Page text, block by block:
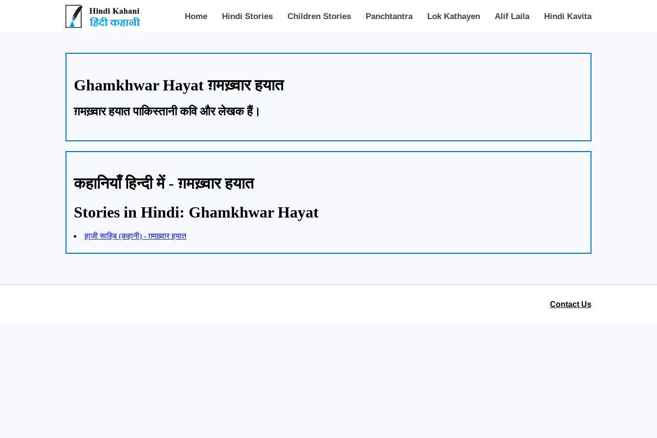
Hindi Kahani - हिंदी कहानी
Home Hindi Stories Children Stories Panchtantra Lok Kathayen Alif Laila Hindi Kavita
Ghamkhwar Hayat ग़मख़्वार हयात
ग़मख़्वार हयात पाकिस्तानी कवि और लेखक हैं।
कहानियाँ हिन्दी में - ग़मख़्वार हयात
Stories in Hindi: Ghamkhwar Hayat
हाजी साहिब (कहानी) - ग़मख़्वार हयात
Contact Us